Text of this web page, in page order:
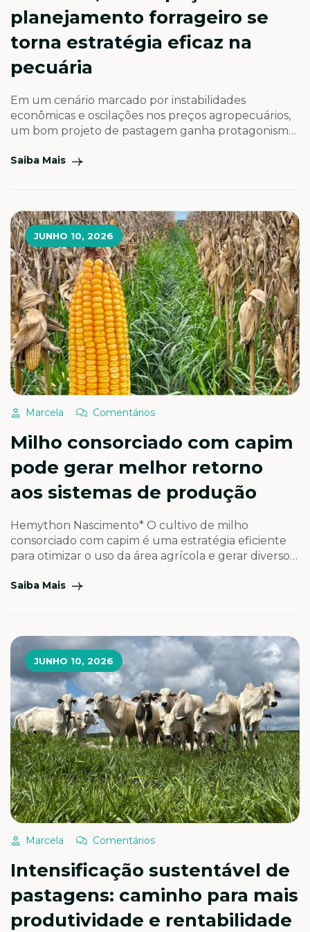
planejamento forrageiro se
torna estratégia eficaz na
pecuária
Em um cenário marcado por instabilidades
econômicas e oscilações nos preços agropecuários,
um bom projeto de pastagem ganha protagonismo
eficiência produtiva, reduzir custos e mitigar riscos
rural torna-se essencial […]
Saiba Mais
JUNHO 10, 2026
Marcela Comentários
Milho consorciado com capim
pode gerar melhor retorno
aos sistemas de produção
Hemython Nascimento* O cultivo de milho
consorciado com capim é uma estratégia eficiente
para otimizar o uso da área agrícola e gerar diversos
principais benefícios dessa prática, destaca-se o
Saiba Mais
JUNHO 10, 2026
Marcela Comentários
Intensificação sustentável de
pastagens: caminho para mais
produtividade e rentabilidade